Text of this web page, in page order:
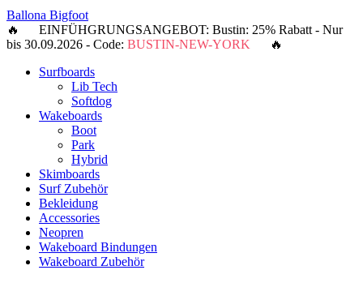
Ballona Bigfoot
🔥 EINFÜHGRUNGSANGEBOT: Bustin: 25% Rabatt - Nur
bis 30.09.2026 - Code: BUSTIN-NEW-YORK 🔥
Surfboards
Lib Tech
Softdog
Wakeboards
Boot
Park
Hybrid
Skimboards
Surf Zubehör
Bekleidung
Accessories
Neopren
Wakeboard Bindungen
Wakeboard Zubehör